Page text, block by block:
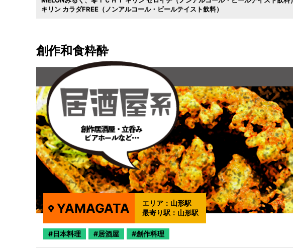
キリン カラダFREE（ノンアルコール・ビールテイスト飲料）
創作和食粋酔
YAMAGATA エリア： 山形駅
最寄り駅： 山形駅
日本料理 居酒屋 創作料理